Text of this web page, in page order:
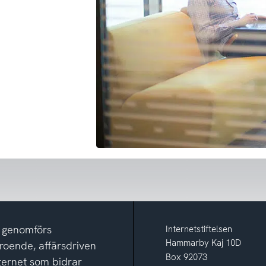
affärsdriven
som bidrar
Internetstiftelsen
Hammarby Kaj 10D
Box 92073